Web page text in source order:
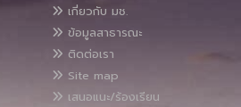
เกี่ยวกับ มช.
ข้อมูลสาธารณะ
ติดต่อเรา
Site map
เสนอแนะ/ร้องเรียน